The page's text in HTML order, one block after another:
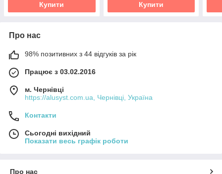
Купити Купити
Про нас
98% позитивних з 44 відгуків за рік
Працює з 03.02.2016
м. Чернівці
https://alusyst.com.ua, Чернівці, Україна
Контакти
Сьогодні вихідний
Показати весь графік роботи
Про нас